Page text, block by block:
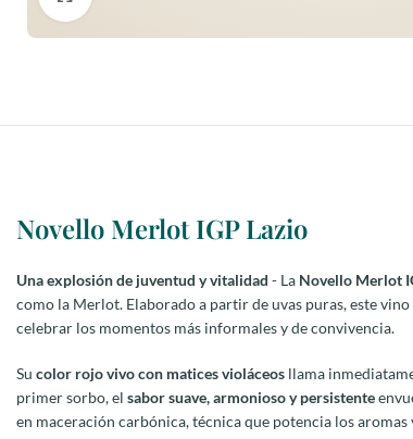
Novello Merlot IGP Lazio
Una explosión de juventud y vitalidad - La Novello Merlot
como la Merlot. Elaborado a partir de uvas puras, este
celebrar los momentos más informales y de convivencia.
Su color rojo vivo con matices violáceos llama
primer sorbo, el sabor suave, armonioso y persistente
en maceración carbónica, técnica que potencia los